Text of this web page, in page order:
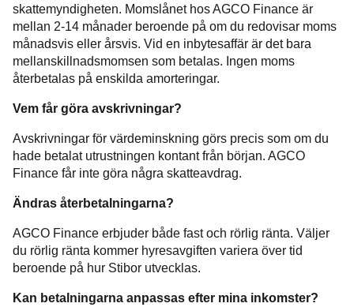
skattemyndigheten. Momslånet hos AGCO Finance är
mellan 2-14 månader beroende på om du redovisar moms
månadsvis eller årsvis. Vid en inbytesaffär är det bara
mellanskillnadsmomsen som betalas. Ingen moms
återbetalas på enskilda amorteringar.
Vem får göra avskrivningar?
Avskrivningar för värdeminskning görs precis som om du
hade betalat utrustningen kontant från början. AGCO
Finance får inte göra några skatteavdrag.
Ändras återbetalningarna?
AGCO Finance erbjuder både fast och rörlig ränta. Väljer
du rörlig ränta kommer hyresavgiften variera över tid
beroende på hur Stibor utvecklas.
Kan betalningarna anpassas efter mina inkomster?